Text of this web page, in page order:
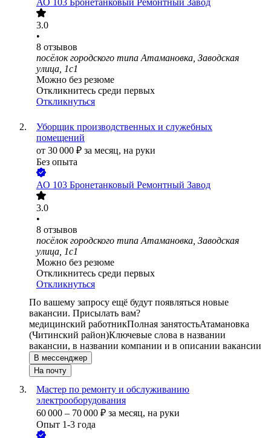
АО 103 Бронетанковый Ремонтный Завод
3.0
•
8 отзывов
посёлок городского типа Атамановка, Заводская
улица, 1с1
Можно без резюме
Откликнитесь среди первых
Откликнуться
Уборщик производственных и служебных
помещений
от 30 000 ₽ за месяц, на руки
Без опыта
АО 103 Бронетанковый Ремонтный Завод
3.0
•
8 отзывов
посёлок городского типа Атамановка, Заводская
улица, 1с1
Можно без резюме
Откликнитесь среди первых
Откликнуться
По вашему запросу ещё будут появляться новые
вакансии. Присылать вам?
медицинский работникПолная занятостьАтамановка
(Читинский район)Ключевые слова в названии
вакансии, в названии компании и в описании вакансии
В мессенджер
На почту
Мастер по ремонту и обслуживанию
электрооборудования
60 000 – 70 000 ₽ за месяц, на руки
Опыт 1-3 года